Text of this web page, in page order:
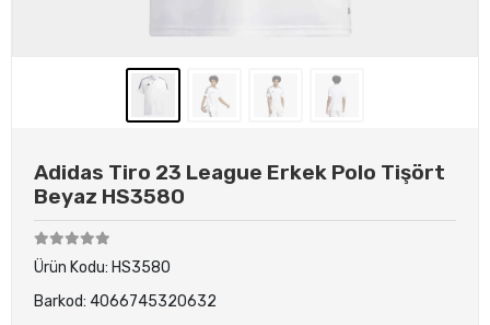
Adidas Tiro 23 League Erkek Polo Tişört
Beyaz HS3580
Ürün Kodu: HS3580
Barkod: 4066745320632